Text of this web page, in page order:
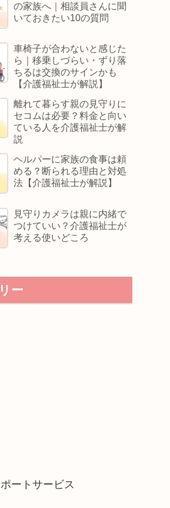
の家族へ｜相談員さんに聞
いておきたい10の質問
車椅子が合わないと感じた
ら｜移乗しづらい・ずり落
ちるは交換のサインかも
【介護福祉士が解説】
離れて暮らす親の見守りに
セコムは必要？料金と向い
ている人を介護福祉士が解
説
ヘルパーに家族の食事は頼
める？断られる理由と対処
法【介護福祉士が解説】
見守りカメラは親に内緒で
つけていい？介護福祉士が
考える使いどころ
ー
ートサービス